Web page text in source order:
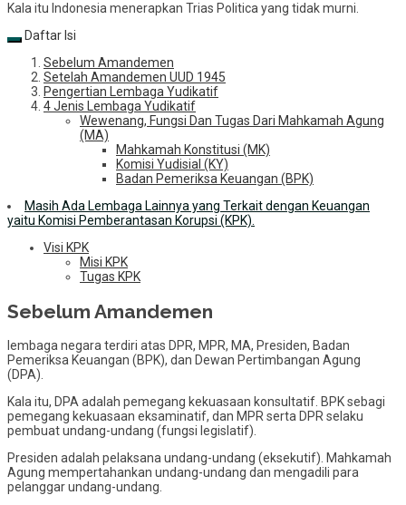
Kala itu Indonesia menerapkan Trias Politica yang tidak murni.
Daftar Isi
Sebelum Amandemen
Setelah Amandemen UUD 1945
Pengertian Lembaga Yudikatif
4 Jenis Lembaga Yudikatif
Wewenang, Fungsi Dan Tugas Dari Mahkamah Agung
(MA)
Mahkamah Konstitusi (MK)
Komisi Yudisial (KY)
Badan Pemeriksa Keuangan (BPK)
Masih Ada Lembaga Lainnya yang Terkait dengan Keuangan
yaitu Komisi Pemberantasan Korupsi (KPK).
Visi KPK
Misi KPK
Tugas KPK
Sebelum Amandemen
lembaga negara terdiri atas DPR, MPR, MA, Presiden, Badan
Pemeriksa Keuangan (BPK), dan Dewan Pertimbangan Agung
(DPA).
Kala itu, DPA adalah pemegang kekuasaan konsultatif. BPK sebagi
pemegang kekuasaan eksaminatif, dan MPR serta DPR selaku
pembuat undang-undang (fungsi legislatif).
Presiden adalah pelaksana undang-undang (eksekutif). Mahkamah
Agung mempertahankan undang-undang dan mengadili para
pelanggar undang-undang.